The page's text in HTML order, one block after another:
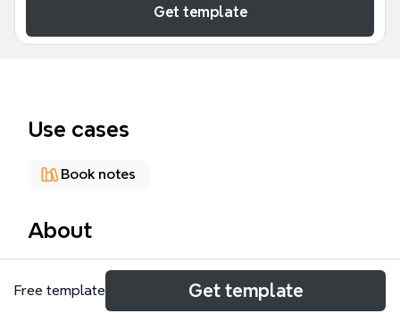
Get template
Use cases
Book notes
About
《牛奶可乐经济学》思维导图模板从消费者、企业、产
品、行动和改变生活方式五个维度，系统拆解经济学原
理在日常商业中的应用。模板涵盖38个节点，包括"消
Free template Get template